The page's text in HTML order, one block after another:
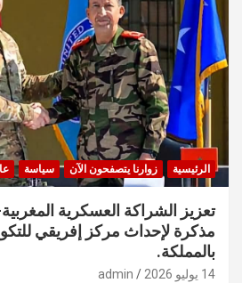
الرئيسية زوارنا يتصفحون الآن سياسة
تعزيز الشراكة العسكرية
مذكرة لإحداث مركز إفريقي
بالمملكة.
14 يوليو 2026 admin